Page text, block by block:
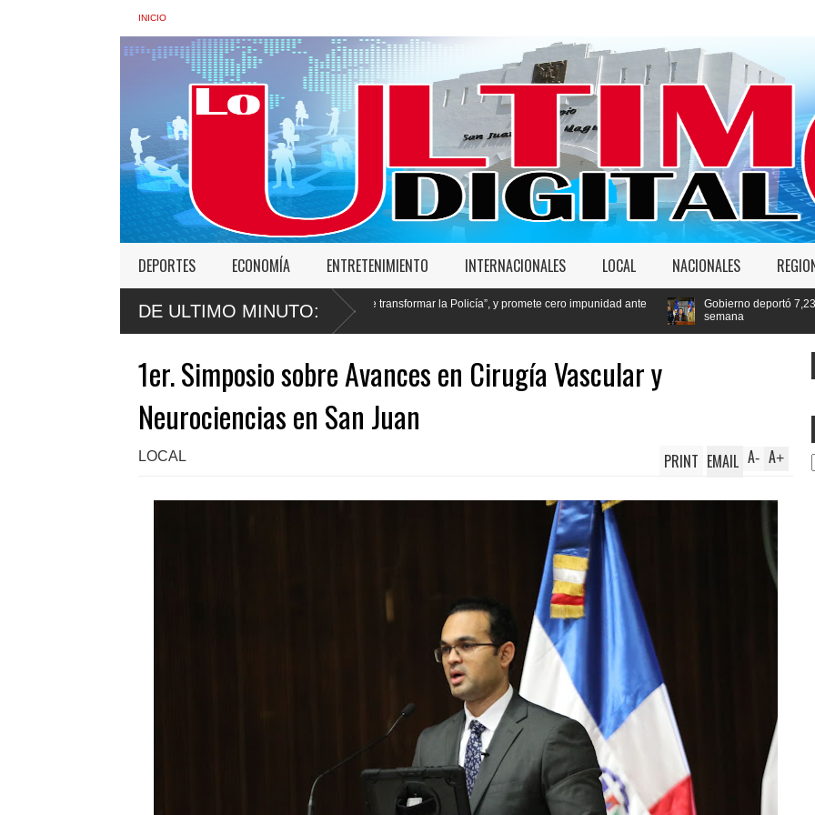
INICIO
DEPORTES ECONOMÍA ENTRETENIMIENTO INTERNACIONALES LOCAL NACIONALES
DE ULTIMO MINUTO:
de Interior: “No vamos a desistir en nuestro empeño de transformar la Policía”, y promete cero impunidad ante
Gobierno deportó 7,237 extranjeros en
1er. Simposio sobre Avances en Cirugía Vascular y
Neurociencias en San Juan
LOCAL A+
A-
PRINT EMAIL